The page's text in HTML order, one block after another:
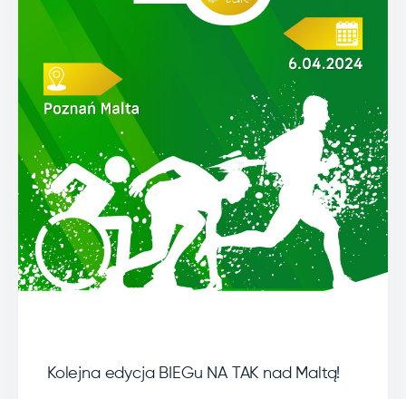
Kolejna edycja BIEGu NA TAK nad Maltą!